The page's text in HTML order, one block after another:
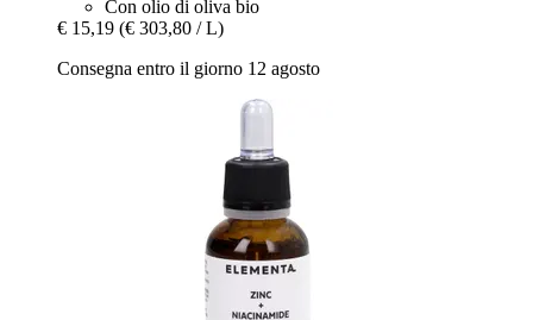
Con olio di oliva bio
€ 15,19 (€ 303,80 / L)
Consegna entro il giorno 12 agosto